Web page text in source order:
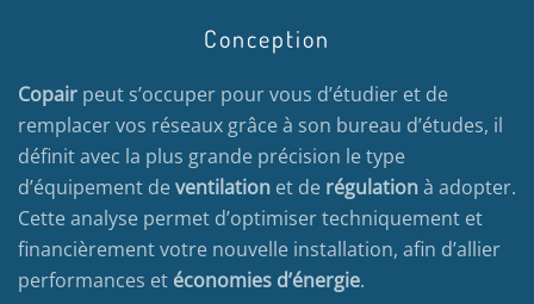
Conception
Copair peut s’occuper pour vous d’étudier et de
remplacer vos réseaux grâce à son bureau d’études, il
définit avec la plus grande précision le type
d’équipement deventilation et de régulationà adopter.
Cette analyse permet d’optimiser techniquement et
financièrement votre nouvelle installation, afin d’allier
performances et économies d’énergie.